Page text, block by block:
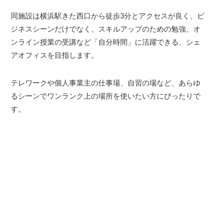
同施設は横浜駅きた西口から徒歩3分とアクセスが良く、ビ
ジネスシーンだけでなく、スキルアップのための勉強、オ
ンライン授業の受講など「自分時間」に活躍できる、シェ
アオフィスを目指します。
テレワークや個人事業主の仕事場、自習の場など、あらゆ
るシーンでワンランク上の場所を使いたい方にぴったりで
す。